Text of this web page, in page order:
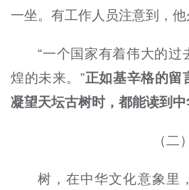
一坐。有工作人员注意到，他
“一个国家有着伟大的过
煌的未来。”正如基辛格的留
凝望天坛古树时，都能读到中
（二）
树，在中华文化意象里